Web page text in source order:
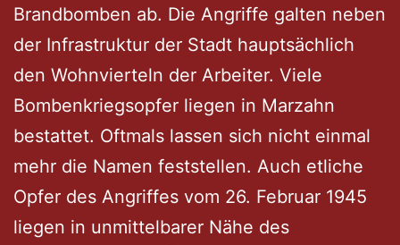
Brandbomben ab. Die Angriffe galten neben
der Infrastruktur der Stadt hauptsächlich
den Wohnvierteln der Arbeiter. Viele
Bombenkriegsopfer liegen in Marzahn
bestattet. Oftmals lassen sich nicht einmal
mehr die Namen feststellen. Auch etliche
Opfer des Angriffes vom 26. Februar 1945
liegen in unmittelbarer Nähe des